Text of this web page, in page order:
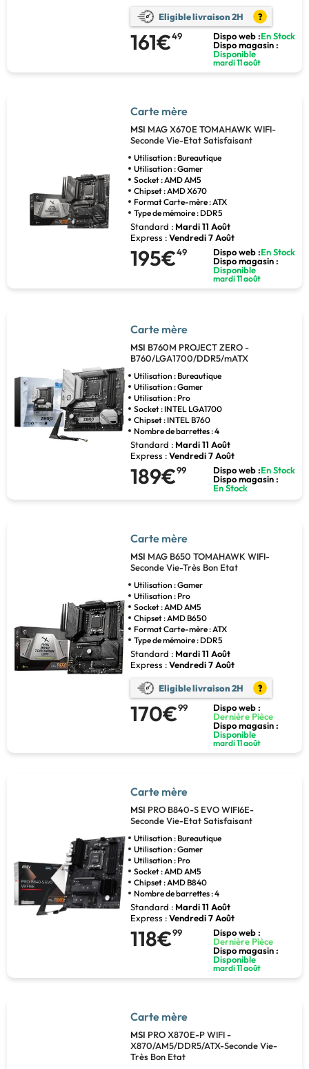
Eligible livraison 2H ?
161€49 Dispo web :En Stock
Dispo magasin :
Disponible
mardi 11 août
Carte mère
MSI MAG X670E TOMAHAWK WIFI-
Seconde Vie-Etat Satisfaisant
Utilisation : Bureautique
Utilisation : Gamer
Socket : AMD AM5
Chipset : AMD X670
Format Carte-mère : ATX
Type de mémoire : DDR5
Standard : Mardi 11 Août
Express :Vendredi 7 Août
195€49 Dispo web :En Stock
Dispo magasin :
Disponible
mardi 11 août
Carte mère
MSI B760M PROJECT ZERO -
B760/LGA1700/DDR5/mATX
Utilisation : Bureautique
Utilisation : Gamer
Utilisation : Pro
Socket : INTEL LGA1700
Chipset : INTEL B760
Nombre de barrettes : 4
Standard : Mardi 11 Août
Express :Vendredi 7 Août
189€99 Dispo web :En Stock
Dispo magasin :
En Stock
Carte mère
MSI MAG B650 TOMAHAWK WIFI-
Seconde Vie-Très Bon Etat
Utilisation : Gamer
Utilisation : Pro
Socket : AMD AM5
Chipset : AMD B650
Format Carte-mère : ATX
Type de mémoire : DDR5
Standard : Mardi 11 Août
Express :Vendredi 7 Août
Eligible livraison 2H ?
170€99
Dispo web :
Dernière Pièce
Dispo magasin :
Disponible
mardi 11 août
Carte mère
MSI PRO B840-S EVO WIFI6E-
Seconde Vie-Etat Satisfaisant
Utilisation : Bureautique
Utilisation : Gamer
Utilisation : Pro
Socket : AMD AM5
Chipset : AMD B840
Nombre de barrettes : 4
Standard : Mardi 11 Août
Express :Vendredi 7 Août
118€99
Dispo web :
Dernière Pièce
Dispo magasin :
Disponible
mardi 11 août
Carte mère
MSI PRO X870E-P WIFI -
X870/AM5/DDR5/ATX-Seconde Vie-
Très Bon Etat